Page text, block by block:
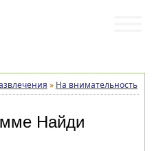
» На внимательность
Найди